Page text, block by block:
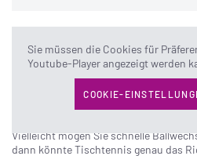
Sie müssen die Cookies für
Youtube-Player angezeigt werden
COOKIE-
So finden Sie die
passt
Sie haben Lust bekommen, auch mal
Vielleicht mögen Sie schnelle
dann könnte Tischtennis genau das